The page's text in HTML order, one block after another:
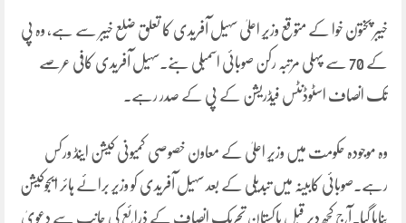
خیبر پختون خوا کے متوقع وزیرِ اعلیٰ سہیل آفریدی کا تعلق ضلع خیبر سے ہے، وہ پی
کے 70 سے پہلی مرتبہ رکن صوبائی اسمبلی بنے۔سہیل آفریدی کافی عرصے
تک انصاف اسٹوڈنٹس فیڈریشن کے پی کے صدر رہے۔
وہ موجودہ حکومت میں وزیرِ اعلیٰ کے معاون خصوصی کمیونی کیشن اینڈ ورکس
رہے۔صوبائی کابینہ میں تبدیلی کے بعد سہیل آفریدی کو وزیر برائے ہائر ایجوکیشن
بنایا گیا۔آج کچھ دیر قبل پاکستان تحریکِ انصاف کے ذرائع کی جانب سے دعویٰ